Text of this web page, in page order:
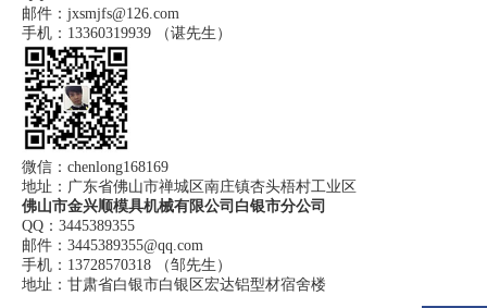
邮件：jxsmjfs@126.com
手机：13360319939 （谌先生）
微信：chenlong168169
地址：广东省佛山市禅城区南庄镇杏头梧村工业区
佛山市金兴顺模具机械有限公司白银市分公司
QQ：3445389355
邮件：3445389355@qq.com
手机：13728570318 （邹先生）
地址：甘肃省白银市白银区宏达铝型材宿舍楼